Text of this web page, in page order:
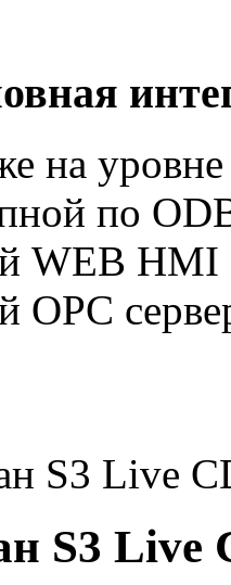
на уровне
по
WEB HMI
OPC
S3 Live
S3 Live